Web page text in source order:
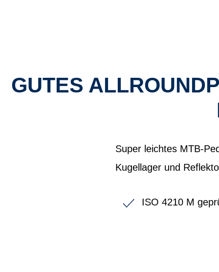
GUTES
Super leichtes MTB-
Kugellager und
ISO 4210 M